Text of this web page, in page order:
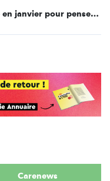
[La librairie Carenews] 7 livres à lire en janvier pour penser l’engagement
Carenews